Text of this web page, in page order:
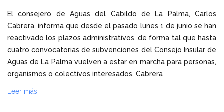
El consejero de Aguas del Cabildo de La Palma, Carlos
Cabrera, informa que desde el pasado lunes 1 de junio se han
reactivado los plazos administrativos, de forma tal que hasta
cuatro convocatorias de subvenciones del Consejo Insular de
Aguas de La Palma vuelven a estar en marcha para personas,
organismos o colectivos interesados. Cabrera
Leer más…